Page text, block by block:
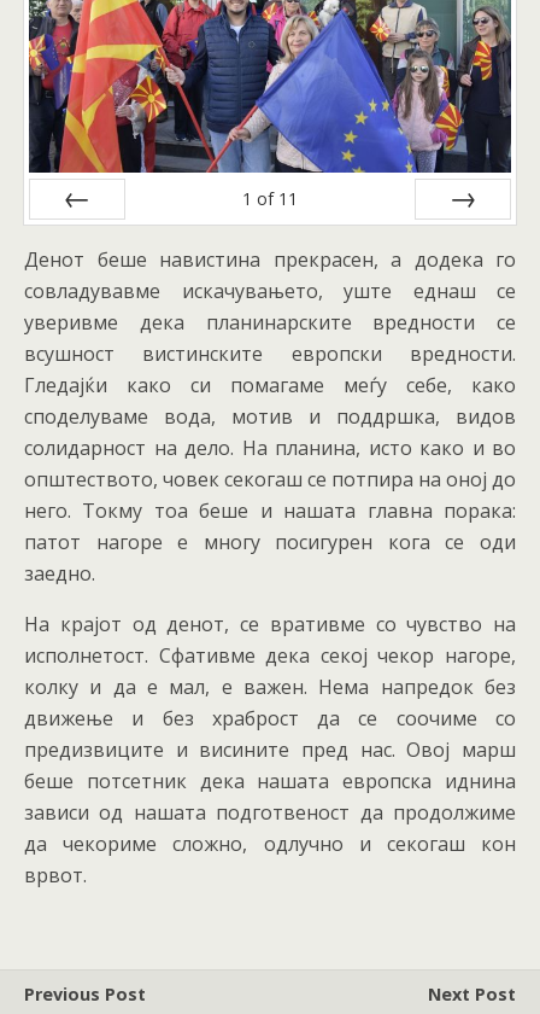
1 of 11
Денот беше навистина прекрасен, а додека го
совладувавме искачувањето, уште еднаш се
уверивме дека планинарските вредности се
всушност вистинските европски вредности.
Гледајќи како си помагаме меѓу себе, како
споделуваме вода, мотив и поддршка, видов
солидарност на дело. На планина, исто како и во
општеството, човек секогаш се потпира на оној до
него. Токму тоа беше и нашата главна порака:
патот нагоре е многу посигурен кога се оди
заедно.
На крајот од денот, се вративме со чувство на
исполнетост. Сфативме дека секој чекор нагоре,
колку и да е мал, е важен. Нема напредок без
движење и без храброст да се соочиме со
предизвиците и висините пред нас. Овој марш
беше потсетник дека нашата европска иднина
зависи од нашата подготвеност да продолжиме
да чекориме сложно, одлучно и секогаш кон
врвот.
Previous Post
Next Post